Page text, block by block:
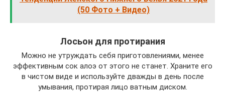
(50 Фото + Видео)
Лосьон для протирания
Можно не утруждать себя приготовлениями, менее
эффективным сок алоэ от этого не станет. Храните его
в чистом виде и используйте дважды в день после
умывания, протирая лицо ватным диском.